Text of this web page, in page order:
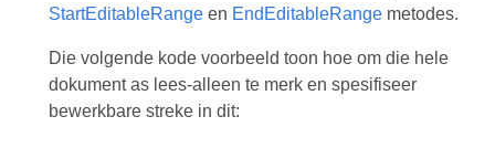
StartEditableRangeen EndEditableRangemetodes.
Die volgende kode voorbeeld toon hoe om die hele
dokument as lees-alleen te merk en spesifiseer
bewerkbare streke in dit: